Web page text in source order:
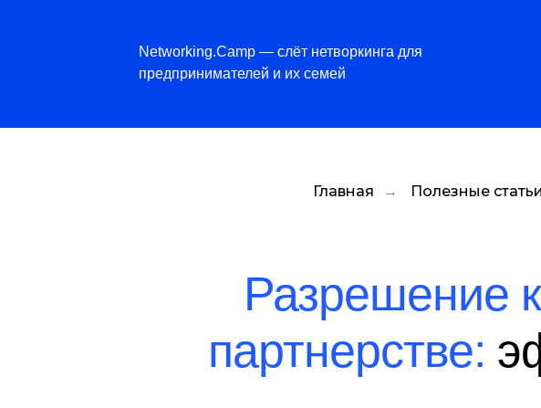
Networking.Camp — слёт нетворкинга для
предпринимателей и их семей
Главная → Полезные статьи
Разрешение
партнерстве: